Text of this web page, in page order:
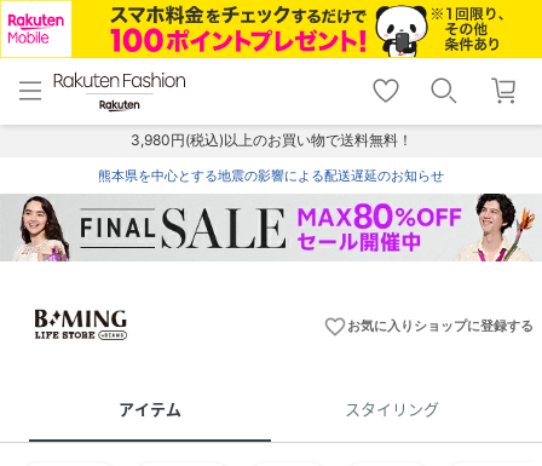
menu home
トップ
shopping_cart lock_outline
ログイン
3,980円(税込)以上のお買い物で送料無料！
熊本県を中心とする地震の影響による配送遅延のお知らせ
favorite_borderお気に入りショップに登録する
アイテム スタイリング